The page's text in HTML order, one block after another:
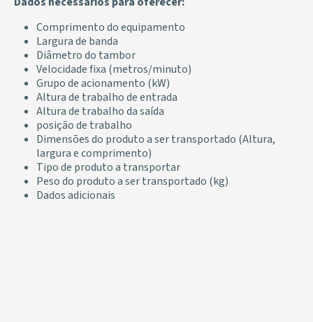
Comprimento do equipamento
Largura de banda
Diâmetro do tambor
Velocidade fixa (metros/minuto)
Grupo de acionamento (kW)
Altura de trabalho de entrada
Altura de trabalho da saída
posição de trabalho
Dimensões do produto a ser transportado (Altura,
largura e comprimento)
Tipo de produto a transportar
Peso do produto a ser transportado (kg)
Dados adicionais